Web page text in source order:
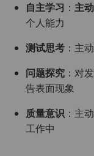
自主学习 ： 主
个人能力
测试思考 ：主
问题探究 ：对
告表面现象
质量意识 ：主
工作中